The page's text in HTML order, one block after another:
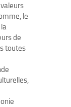
le
de
toutes